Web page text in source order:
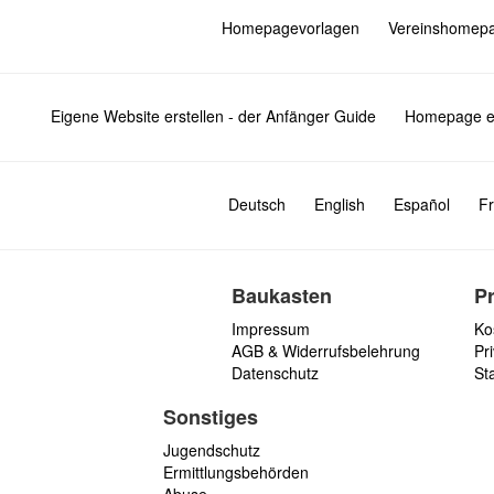
Homepagevorlagen
Eigene Website erstellen - der Anfänger Guide Homepage
Deutsch English Español
Baukasten
Impressum
AGB & Widerrufsbelehrung
Datenschutz
Sonstiges
Jugendschutz
Ermittlungsbehörden